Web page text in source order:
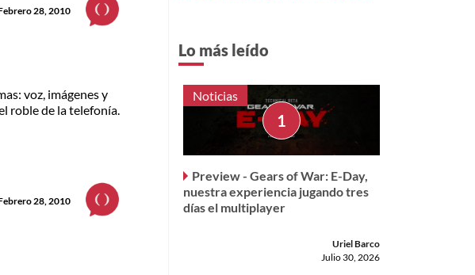
28, 2010
voz, imágenes y
roble de la telefonía.
28, 2010
Lo más leído
Noticias
Preview - Gears of War: E-Day,
nuestra experiencia jugando tres
días el multiplayer
Uriel Barco
Julio 30, 2026